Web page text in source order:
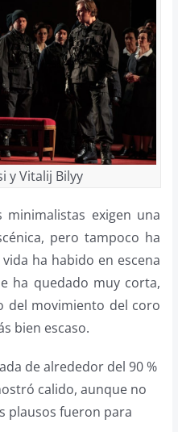
y Vitalij Bilyy
exigen una
pero tampoco ha
ha habido en escena
ha quedado muy corta,
del movimiento del coro
bien escaso.
de alrededor del 90 %
calido, aunque no
plausos fueron para